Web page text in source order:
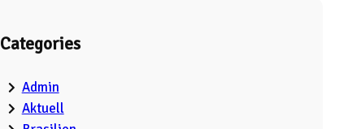
Categories
Admin
Aktuell